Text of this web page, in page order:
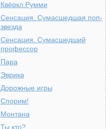
Квёркл Румми
Сенсация. Сумасшедшая поп-
звезда
Сенсация. Сумасшедший
профессор
Пара
Эврика
Дорожные игры
Спорим!
Монтана
Ты кто?